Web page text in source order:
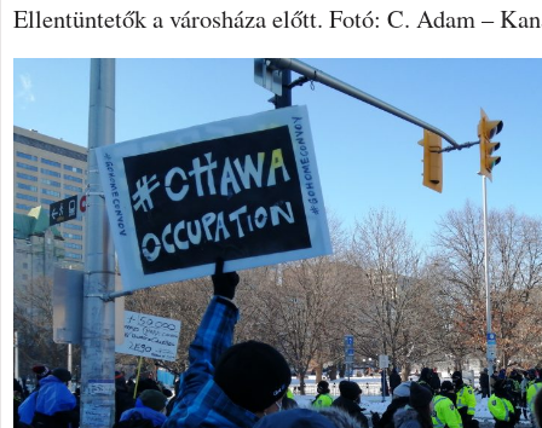
Ellentüntetők a városháza előtt. Fotó: C. Adam –